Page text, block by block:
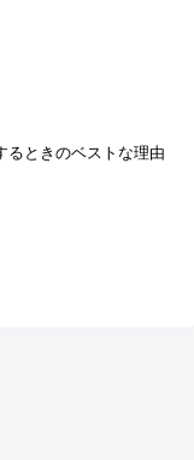
るときのベストな理由